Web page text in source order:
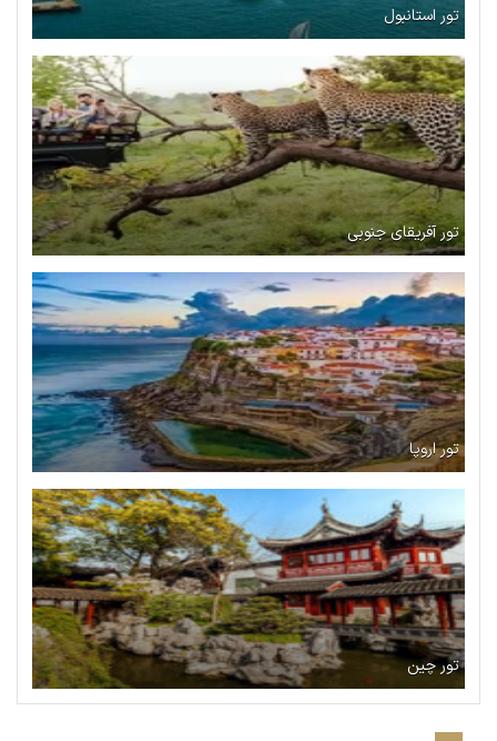
تور استانبول
تور آفریقای جنوبی
تور اروپا
تور چین